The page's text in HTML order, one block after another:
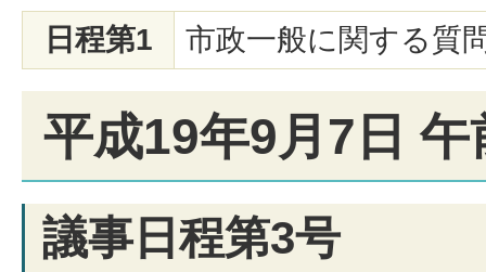
日程第1
市政一般に関する質
平成19年9月7日 午
議事日程第3号